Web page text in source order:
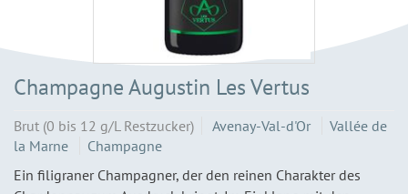
Champagne Augustin Les Vertus
Brut (0 bis 12 g/L Restzucker) Avenay-Val-d'Or
Vallée de
la Marne
Champagne
Ein filigraner Champagner, der den reinen Charakter des